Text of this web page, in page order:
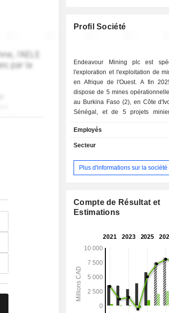
Profil Société
Endeavour Mining plc est
l'exploration et l'exploitation de
en Afrique de l'Ouest. A fin 2025, le groupe
dispose de 5 mines
au Burkina Faso (2), en Côte
Sénégal, et de 5 projets
Employés
Secteur
Plus d'informations sur la société
Compte de Résultat et
Estimations